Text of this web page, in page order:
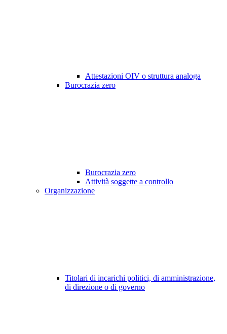
Attestazioni OIV o struttura analoga
Burocrazia zero
Burocrazia zero
Attività soggette a controllo
Organizzazione
Titolari di incarichi politici, di amministrazione,
di direzione o di governo